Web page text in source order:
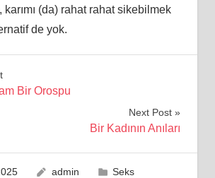
(da) rahat rahat sikebilmek
de yok.
Bir Orospu
Next Post
Bir Kadının Anıları
admin
Seks